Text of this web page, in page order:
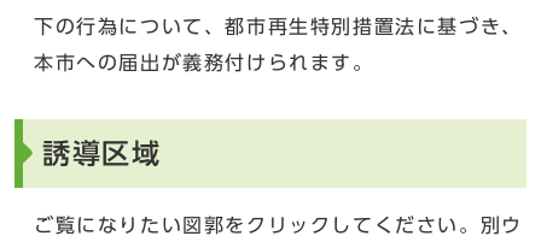
下の行為について、都市再生特別措置法に基づき、
本市への届出が義務付けられます。
誘導区域
ご覧になりたい図郭をクリックしてください。別ウ